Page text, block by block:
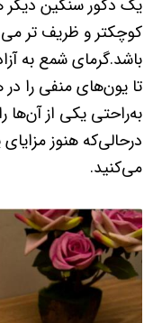
یک دکور سنگین
کوچکتر و ظریف تر می
باشد.گرمای شمع به
تا یون‌های منفی را در
به‌راحتی یکی از آن‌ها
درحالی‌که هنوز
می‌کنید.